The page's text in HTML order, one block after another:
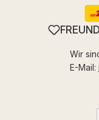
Wir
E-Mail: